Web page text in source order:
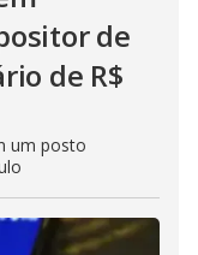
de
de R$
um posto